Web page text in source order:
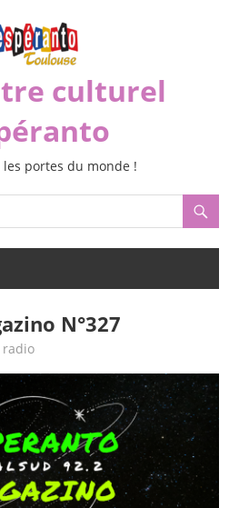
culturel
les portes du monde !
N°327
radio